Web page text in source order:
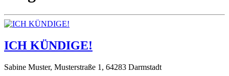
ICH KÜNDIGE!
Sabine Muster, Musterstraße 1, 64283 Darmstadt